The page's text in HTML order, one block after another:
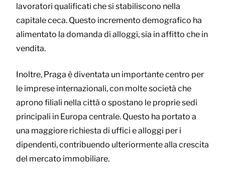
lavoratori qualificati che si stabiliscono nella
capitale ceca. Questo incremento demografico ha
alimentato la domanda di alloggi, sia in affitto che in
vendita.
Inoltre, Praga è diventata un importante centro per
le imprese internazionali, con molte società che
aprono filiali nella città o spostano le proprie sedi
principali in Europa centrale. Questo ha portato a
una maggiore richiesta di uffici e alloggi per i
dipendenti, contribuendo ulteriormente alla crescita
del mercato immobiliare.